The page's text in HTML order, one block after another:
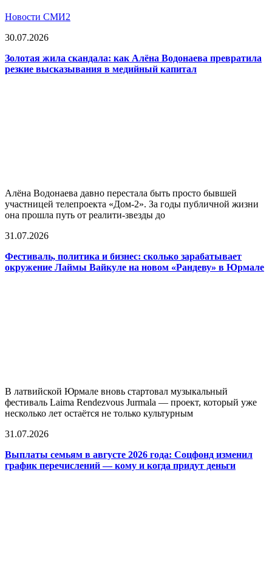
Новости СМИ2
30.07.2026
Золотая жила скандала: как Алёна Водонаева превратила
резкие высказывания в медийный капитал
Алёна Водонаева давно перестала быть просто бывшей
участницей телепроекта «Дом-2». За годы публичной жизни
она прошла путь от реалити-звезды до
31.07.2026
Фестиваль, политика и бизнес: сколько зарабатывает
окружение Лаймы Вайкуле на новом «Рандеву» в Юрмале
В латвийской Юрмале вновь стартовал музыкальный
фестиваль Laima Rendezvous Jurmala — проект, который уже
несколько лет остаётся не только культурным
31.07.2026
Выплаты семьям в августе 2026 года: Соцфонд изменил
график перечислений — кому и когда придут деньги